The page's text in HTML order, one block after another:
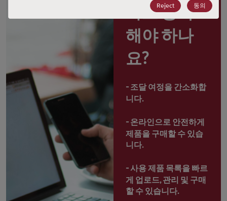
자로 등록
해야 하나
요?
- 조달 여정을 간소화합
니다.
- 온라인으로 안전하게
제품을 구매할 수 있습
니다.
- 사용 제품 목록을 빠르
게 업로드, 관리 및 구매
할 수 있습니다.
Reject 동의